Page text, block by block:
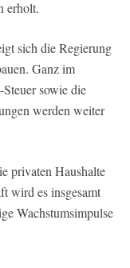
erholt.
sich die Regierung
Ganz im
sowie die
werden weiter
privaten Haushalte
wird es insgesamt
Wachstumsimpulse